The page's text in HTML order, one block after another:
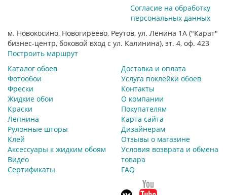
Согласие на обработку
персональных данных
м. Новокосино, Новогиреево, Реутов, ул. Ленина 1А ("Карат"
бизнес-центр, боковой вход с ул. Калинина), эт. 4, оф. 423
Построить маршрут
Каталог обоев
Фотообои
Фрески
Жидкие обои
Краски
Лепнина
Рулонные шторы
Клей
Аксессуары к жидким обоям
Видео
Сертификаты
Доставка и оплата
Услуга поклейки обоев
Контакты
О компании
Покупателям
Карта сайта
Дизайнерам
Отзывы о магазине
Условия возврата и обмена
товара
FAQ